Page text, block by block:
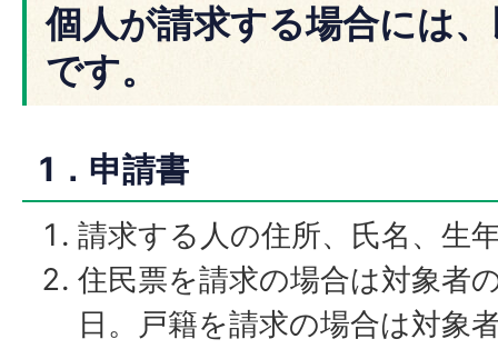
個人が請求する場合には
です。
1．申請書
請求する人の住所、氏名、生
住民票を請求の場合は対象者
日。戸籍を請求の場合は対象